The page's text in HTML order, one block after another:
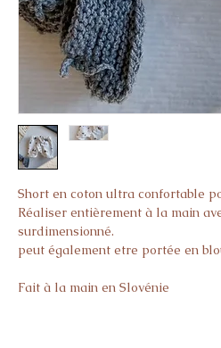
Short en coton ultra confortable
Réaliser entièrement à la main
surdimensionné.
peut également etre portée en
Fait à la main en Slovénie